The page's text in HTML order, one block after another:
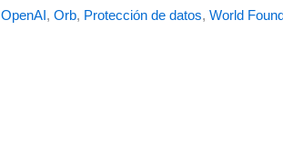
OpenAI, Orb, Protección de datos, World